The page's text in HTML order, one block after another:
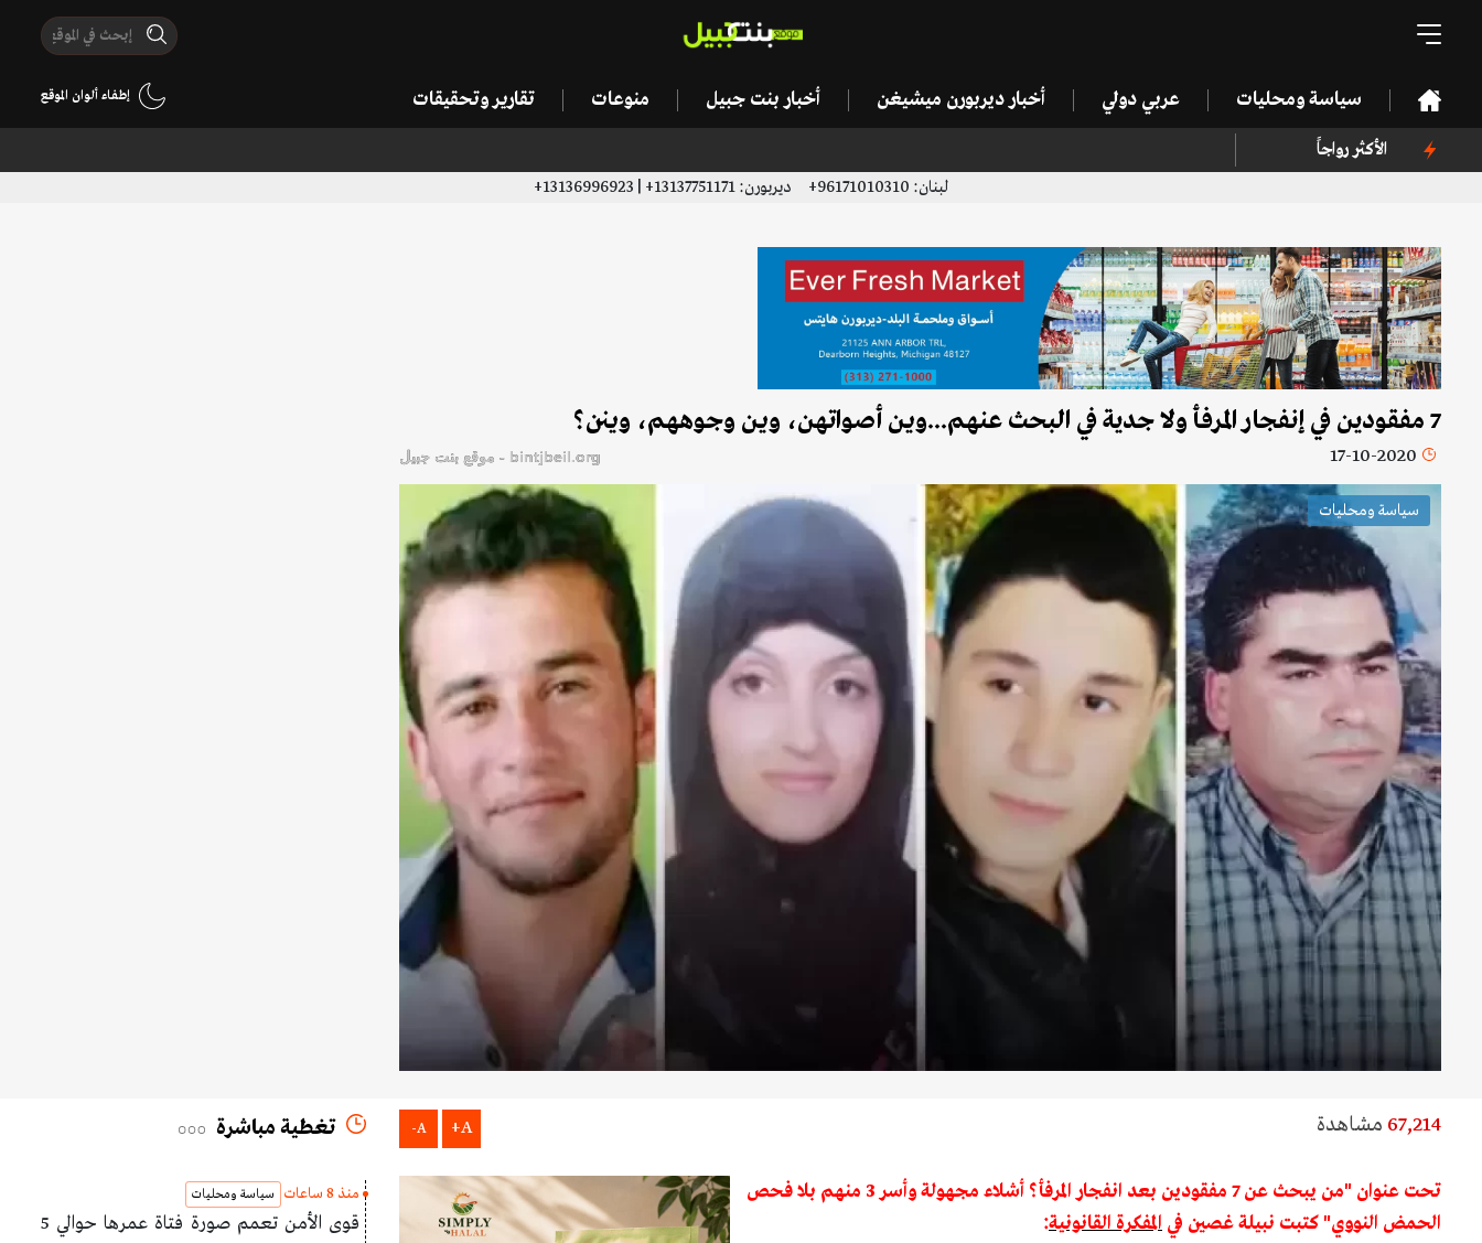
سياسة ومحليات عربي دولي أخبار ديربورن ميشيغن أخبار بنت جبيل منوعات تقارير وتحقيقات إطفاء ألوان الموقع
الأكثر رواجاً
لبنان: 96171010310+ ديربورن: 13137751171+ | 13136996923+
7 مفقودين في إنفجار المرفأ ولا جدية في البحث عنهم...وين أصواتهن، وين وجوههم، وينن؟
17-10-2020 bintjbeil.org - موقع بنت جبيل
سياسة ومحليات
67,214 مشاهدة A+
A-
تحت عنوان "من يبحث عن 7 مفقودين بعد انفجار المرفأ؟ أشلاء مجهولة وأسر 3 منهم بلا فحص
الحمض النووي" كتبت نبيلة غصين في المفكرة القانونية:
تغطية مباشرة
منذ 8 ساعات سياسة ومحليات
قوى الأمن تعمم صورة فتاة عمرها حوالي 5